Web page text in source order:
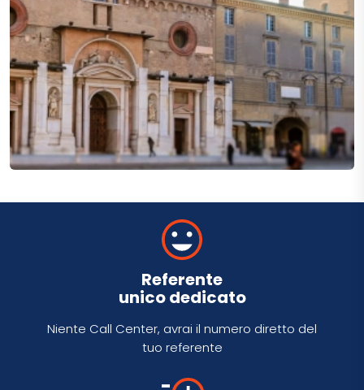
Referente
unico dedicato
Niente Call Center, avrai il numero diretto del
tuo referente